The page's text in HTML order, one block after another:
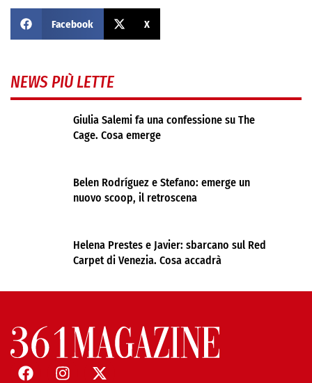
Facebook X
NEWS PIÙ LETTE
Giulia Salemi fa una confessione su The
Cage. Cosa emerge
Belen Rodríguez e Stefano: emerge un
nuovo scoop, il retroscena
Helena Prestes e Javier: sbarcano sul Red
Carpet di Venezia. Cosa accadrà